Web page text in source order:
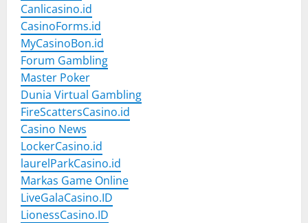
Canlicasino.id
CasinoForms.id
MyCasinoBon.id
Forum Gambling
Master Poker
Dunia Virtual Gambling
FireScattersCasino.id
Casino News
LockerCasino.id
laurelParkCasino.id
Markas Game Online
LiveGalaCasino.ID
LionessCasino.ID